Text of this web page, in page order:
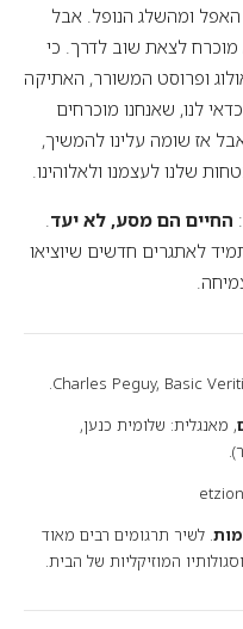
ומהשלג הנופל. אבל
מוכרח לצאת שוב לדרך. כי
ופרוסט המשורר, האתיקה
לנו, שאנחנו מוכרחים
אז שומה עלינו להמשיך,
שלנו לעצמנו ולאלוהינו.
החיים הם מסע, לא יעד.
לאתגרים חדשים שיוציאו
Basic
, מאנגלית: שלומית כנען,
. לשיר תרגומים רבים מאוד
המוזיקליות של הבית.